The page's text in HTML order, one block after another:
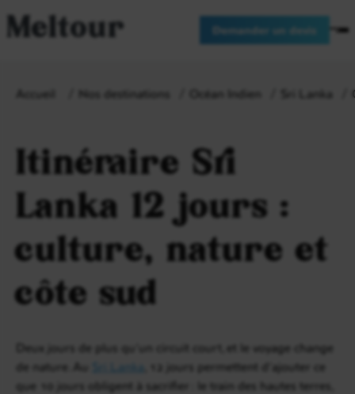
Meltour Demander un devis
Accueil Nos destinations Océan Indien Sri Lanka
Itinéraire Sri
Lanka 12 jours :
culture, nature et
côte sud
Deux jours de plus qu’un circuit court, et le voyage change
de nature. Au
Sri Lanka
, 12 jours permettent d’ajouter ce
que 10 jours obligent à sacrifier : le train des hautes terres,